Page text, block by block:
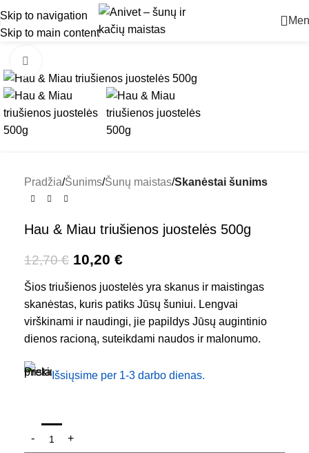
Skip to navigation
Skip to main content
Pradžia Šunims Šunų maistas Skanėstai šunims
Hau & Miau triušienos juostelės 500g
12,70€ 10,20 €
Šios triušienos juostelės yra skanus ir maistingas
skanėstas, kuris patiks Jūsų šuniui. Lengvai
virškinami ir naudingi, jie papildys Jūsų augintinio
dienos racioną, suteikdami naudos ir malonumo.
Išsiųsime per 1-3 darbo dienas.